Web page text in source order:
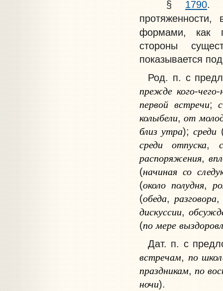
§ 1790.
протяженности,
формами, как
стороны
показывается
Род. п. с
прежде кого-чего-
первой встречи;с
колыбели,от
близ утра);среди
среди отпуска,
распоряжения,
(начиная со
(около полудня,
(обеда, разговора
дискуссии,
(по мере
Дат. п. с
встречам, по
праздникам, по
ночи).